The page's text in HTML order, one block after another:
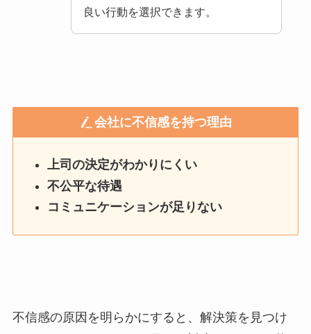
良い行動を選択できます。
会社に不信感を持つ理由
上司の決定がわかりにくい
不公平な待遇
コミュニケーションが足りない
不信感の原因を明らかにすると、解決策を見つけ